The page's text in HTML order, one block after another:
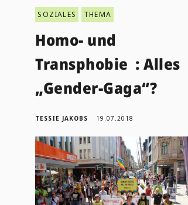
SOZIALES THEMA
Homo- und
Transphobie : Alles
„Gender-Gaga“?
TESSIE JAKOBS 19.07.2018